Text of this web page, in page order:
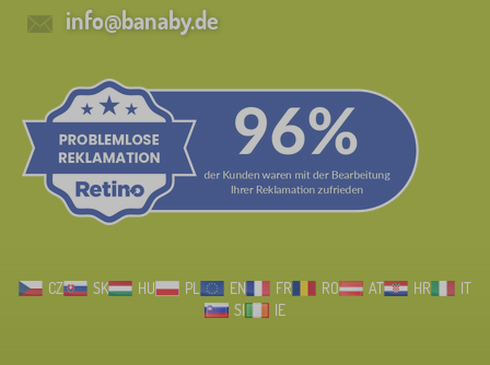
info@banaby.de
CZ SK HU PL EN FR RO AT HR
IT
SI
IE